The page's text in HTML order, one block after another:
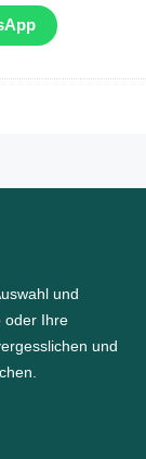
und
oder Ihre
und